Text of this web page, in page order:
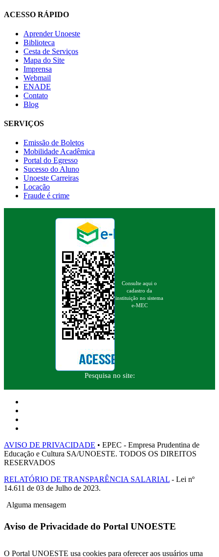
ACESSO RÁPIDO
Aprender Unoeste
Biblioteca
Cesta de Serviços
Mapa do Site
Imprensa
Webmail
ENADE
Contato
Blog
SERVIÇOS
Emissão de Boletos
Mobilidade Acadêmica
Portal do Egresso
Sucesso do Aluno
Unoeste Carreiras
Locação
Fraude é crime
Consulte aqui o
cadastro da
instituição no sistema
e-MEC
Pesquisa no site:
AVISO DE PRIVACIDADE • EPEC - Empresa Prudentina de
Educação e Cultura SA/UNOESTE. TODOS OS DIREITOS
RESERVADOS
RELATÓRIO DE TRANSPARÊNCIA SALARIAL - Lei nº
14.611 de 03 de Julho de 2023.
Alguma mensagem
Aviso de Privacidade do Portal UNOESTE
O Portal UNOESTE usa cookies para oferecer aos usuários uma